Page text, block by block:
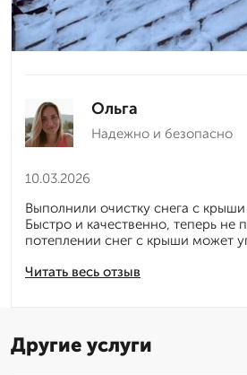
Ольга
Надежно и безопасно
10.03.2026
Читать весь отзыв
Выполнили очистку снега с крыши
Быстро и качественно, теперь не
потеплении снег с крыши может
Другие услуги